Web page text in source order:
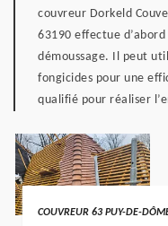
couvreur Dorkeld
63190 effectue
démoussage. Il peut
fongicides pour une
qualifié pour réaliser
COUVREUR 63 PUY-DE-